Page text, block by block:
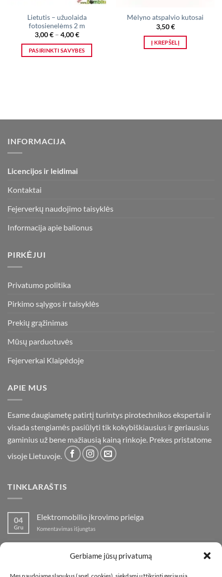
Gerbiame jūsų privatumą
Lietutis – užuolaida
fotosienelėms 2 m
3,00€ – 4,00€Price
3,00 €
through
PASIRINKTI SAVYBES
be
the
Mėlyno atspalvio kutosai
3,50€
Į KREPŠELĮ
INFORMACIJA
Licencijos ir leidimai
Kontaktai
Fejerverkų naudojimo taisyklės
Informacija apie balionus
PIRKĖJUI
Privatumo politika
Pirkimo sąlygos ir taisyklės
Prekių grąžinimas
Mūsų parduotuvės
Fejerverkai Klaipėdoje
APIE MUS
Esame daugiametę patirtį turintys pirotechnikos ekspertai ir
visada stengiamės pasiūlyti tik kokybiškiausius ir geriausius
gaminius už bene mažiausią kainą rinkoje. Prekes pristatome
visoje Lietuvoje.
TINKLARAŠTIS
04
Gru
Elektromobilio įkrovimo prieiga
Komentavimas išjungtas
prieiga
įraše